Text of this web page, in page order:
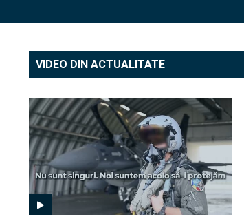
VIDEO DIN ACTUALITATE